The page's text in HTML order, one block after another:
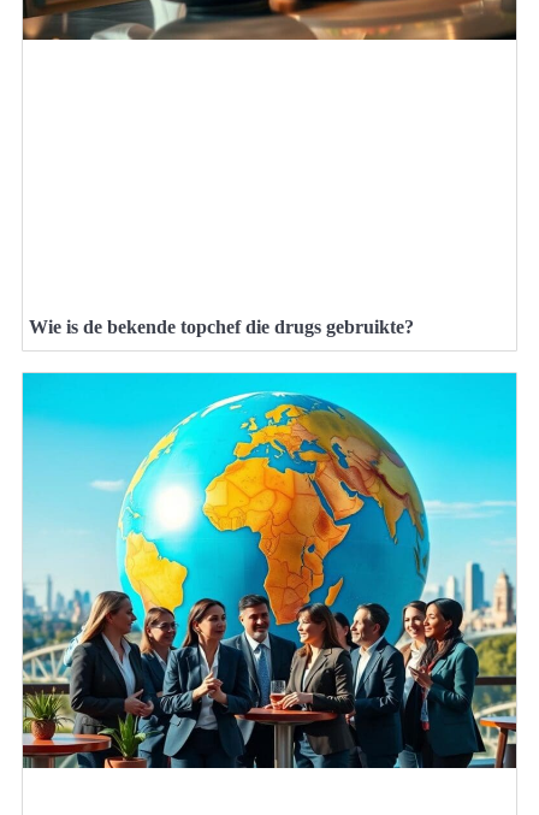
Wie is de bekende topchef die drugs gebruikte?